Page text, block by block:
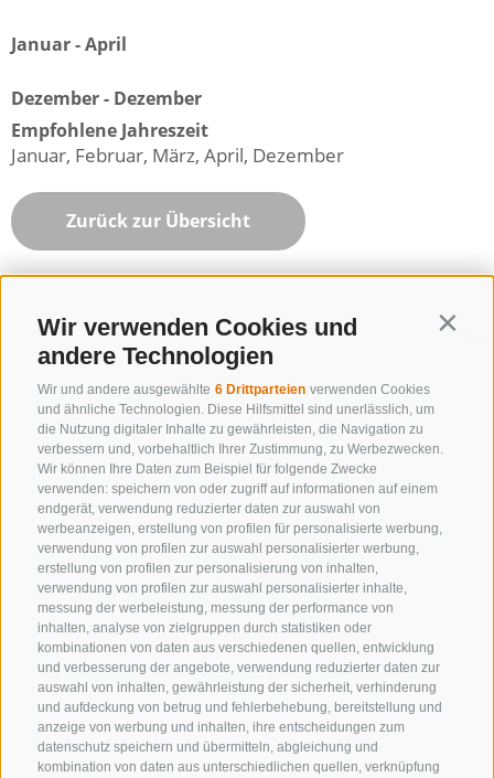
Wir verwenden Cookies und
andere Technologien
Wir und andere ausgewählte 6 Drittparteien verwenden Cookies
und ähnliche Technologien. Diese Hilfsmittel sind unerlässlich, um
die Nutzung digitaler Inhalte zu gewährleisten, die Navigation zu
verbessern und, vorbehaltlich Ihrer Zustimmung, zu Werbezwecken.
Wir können Ihre Daten zum Beispiel für folgende Zwecke
verwenden: speichern von oder zugriff auf informationen auf einem
endgerät, verwendung reduzierter daten zur auswahl von
werbeanzeigen, erstellung von profilen für personalisierte werbung,
verwendung von profilen zur auswahl personalisierter werbung,
erstellung von profilen zur personalisierung von inhalten,
verwendung von profilen zur auswahl personalisierter inhalte,
messung der werbeleistung, messung der performance von
inhalten, analyse von zielgruppen durch statistiken oder
kombinationen von daten aus verschiedenen quellen, entwicklung
und verbesserung der angebote, verwendung reduzierter daten zur
auswahl von inhalten, gewährleistung der sicherheit, verhinderung
und aufdeckung von betrug und fehlerbehebung, bereitstellung und
anzeige von werbung und inhalten, ihre entscheidungen zum
datenschutz speichern und übermitteln, abgleichung und
kombination von daten aus unterschiedlichen quellen, verknüpfung
Januar - April
Dezember - Dezember
Empfohlene Jahreszeit
Januar, Februar, März, April, Dezember
Zurück zur Übersicht
KONTAKTIERE UNS
+39 0472 632 372
info@gossensass.org